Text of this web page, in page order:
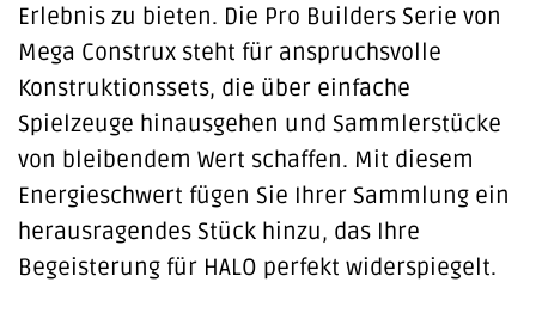
Erlebnis zu bieten. Die Pro Builders Serie von
Mega Construx steht für anspruchsvolle
Konstruktionssets, die über einfache
Spielzeuge hinausgehen und Sammlerstücke
von bleibendem Wert schaffen. Mit diesem
Energieschwert fügen Sie Ihrer Sammlung ein
herausragendes Stück hinzu, das Ihre
Begeisterung für HALO perfekt widerspiegelt.